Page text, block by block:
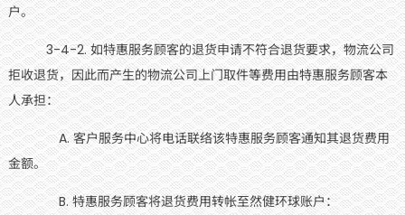
户。
3-4-2. 如特惠服务顾客的退货申请不符合退货要求，物流公司
拒收退货，因此而产生的物流公司上门取件等费用由特惠服务顾客本
人承担：
A. 客户服务中心将电话联络该特惠服务顾客通知其退货费用
金额。
B. 特惠服务顾客将退货费用转帐至然健环球账户：